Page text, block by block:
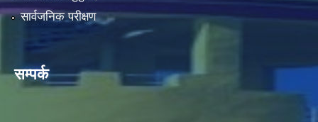
सार्वजनिक परीक्षण
सम्पर्क